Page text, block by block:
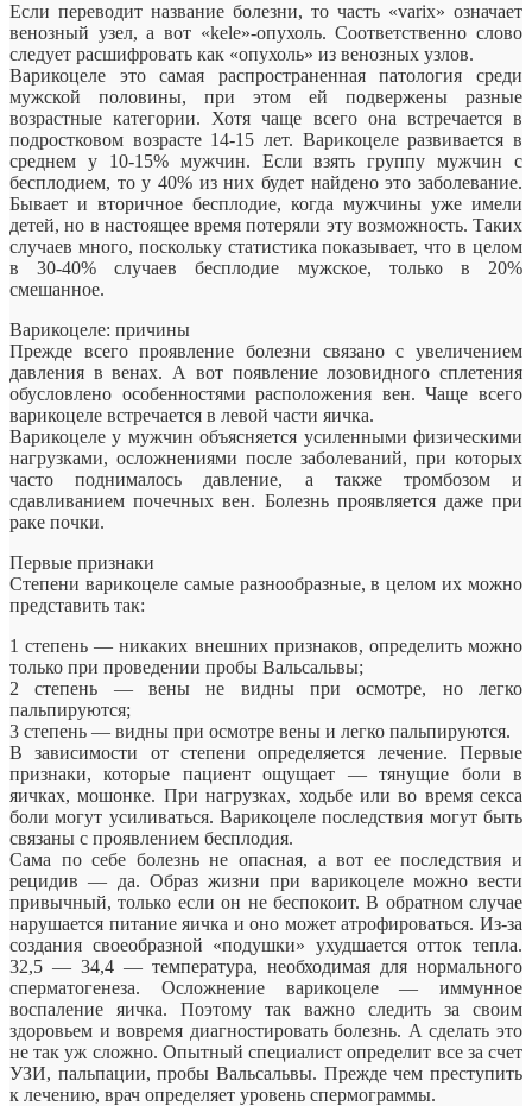
Если переводит название болезни, то часть «varix» означает
венозный узел, а вот «kele»-опухоль. Соответственно слово
следует расшифровать как «опухоль» из венозных узлов.
Варикоцеле это самая распространенная патология среди
мужской половины, при этом ей подвержены разные
возрастные категории. Хотя чаще всего она встречается в
подростковом возрасте 14-15 лет. Варикоцеле развивается в
среднем у 10-15% мужчин. Если взять группу мужчин с
бесплодием, то у 40% из них будет найдено это заболевание.
Бывает и вторичное бесплодие, когда мужчины уже имели
детей, но в настоящее время потеряли эту возможность. Таких
случаев много, поскольку статистика показывает, что в целом
в 30-40% случаев бесплодие мужское, только в 20%
смешанное.
Варикоцеле: причины
Прежде всего проявление болезни связано с увеличением
давления в венах. А вот появление лозовидного сплетения
обусловлено особенностями расположения вен. Чаще всего
варикоцеле встречается в левой части яичка.
Варикоцеле у мужчин объясняется усиленными физическими
нагрузками, осложнениями после заболеваний, при которых
часто поднималось давление, а также тромбозом и
сдавливанием почечных вен. Болезнь проявляется даже при
раке почки.
Первые признаки
Степени варикоцеле самые разнообразные, в целом их можно
представить так:
1 степень — никаких внешних признаков, определить можно
только при проведении пробы Вальсальвы;
2 степень — вены не видны при осмотре, но легко
пальпируются;
3 степень — видны при осмотре вены и легко пальпируются.
В зависимости от степени определяется лечение. Первые
признаки, которые пациент ощущает — тянущие боли в
яичках, мошонке. При нагрузках, ходьбе или во время секса
боли могут усиливаться. Варикоцеле последствия могут быть
связаны с проявлением бесплодия.
Сама по себе болезнь не опасная, а вот ее последствия и
рецидив — да. Образ жизни при варикоцеле можно вести
привычный, только если он не беспокоит. В обратном случае
нарушается питание яичка и оно может атрофироваться. Из-за
создания своеобразной «подушки» ухудшается отток тепла.
32,5 — 34,4 — температура, необходимая для нормального
сперматогенеза. Осложнение варикоцеле — иммунное
воспаление яичка. Поэтому так важно следить за своим
здоровьем и вовремя диагностировать болезнь. А сделать это
не так уж сложно. Опытный специалист определит все за счет
УЗИ, пальпации, пробы Вальсальвы. Прежде чем преступить
к лечению, врач определяет уровень спермограммы.